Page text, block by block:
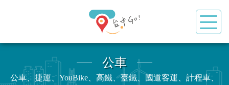
公車
公車、捷運、YouBike、高鐵、臺鐵、國道客運、計程車、